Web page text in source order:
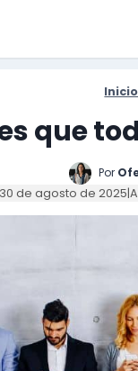
Inicio
que
Por
de agosto de 2025|